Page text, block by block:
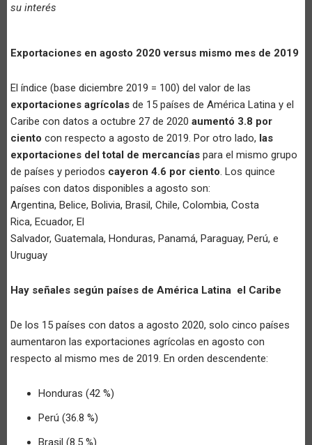
su interés
Exportaciones en agosto 2020 versus mismo mes de 2019
El índice (base diciembre 2019 = 100) del valor de las
exportaciones agrícolas de 15 países de América Latina y el
Caribe con datos a octubre 27 de 2020 aumentó 3.8 por
ciento con respecto a agosto de 2019. Por otro lado, las
exportaciones del total de mercancías para el mismo grupo
de países y periodos cayeron 4.6 por ciento. Los quince
países con datos disponibles a agosto son:
Argentina, Belice, Bolivia, Brasil, Chile, Colombia, Costa
Rica, Ecuador, El
Salvador, Guatemala, Honduras, Panamá, Paraguay, Perú, e
Uruguay
Hay señales según países de América Latina el Caribe
De los 15 países con datos a agosto 2020, solo cinco países
aumentaron las exportaciones agrícolas en agosto con
respecto al mismo mes de 2019. En orden descendente:
Honduras (42 %)
Perú (36.8 %)
Brasil (8.5 %)